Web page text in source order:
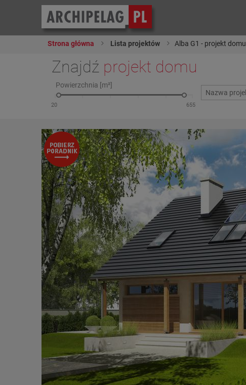
Strona główna Lista projektów Alba G1 - projekt domu
Znajdź projekt domu
Powierzchnia [m²]